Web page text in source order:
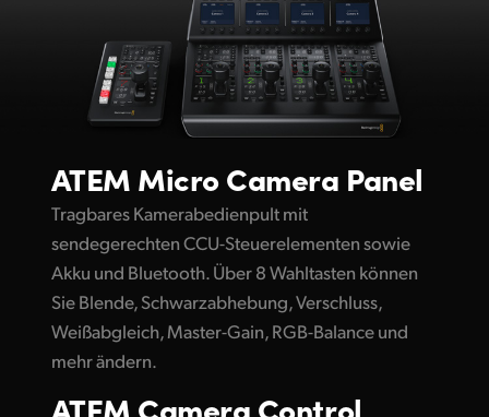
Chinese Taipei
Turkey
Ukraine
United Kingdom
ATEM Micro Camera Panel
Tragbares Kamerabedienpult mit
sendegerechten CCU-Steuerelementen sowie
Akku und Bluetooth. Über 8 Wahltasten können
Sie Blende, Schwarzabhebung, Verschluss,
Weißabgleich, Master-Gain, RGB-Balance und
mehr ändern.
ATEM Camera Control